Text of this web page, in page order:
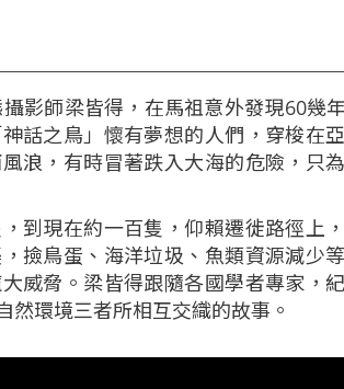
影師梁皆得，在馬祖意外發現60幾
話之鳥」懷有夢想的人們，穿梭在
浪，有時冒著跌入大海的危險，只
到現在約一百隻，仰賴遷徙路徑上
撿鳥蛋、海洋垃圾、魚類資源減少
威脅。梁皆得跟隨各國學者專家，
環境三者所相互交織的故事。